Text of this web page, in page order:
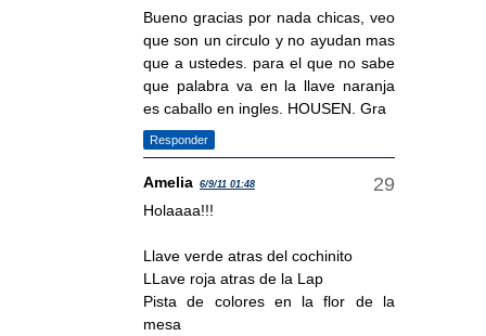
Bueno gracias por nada chicas, veo
que son un circulo y no ayudan mas
que a ustedes. para el que no sabe
que palabra va en la llave naranja
es caballo en ingles. HOUSEN. Gra
Responder
Amelia 6/9/11 01:48
Holaaaa!!!
Llave verde atras del cochinito
LLave roja atras de la Lap
Pista de colores en la flor de la
mesa